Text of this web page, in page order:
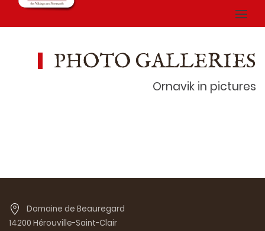
PHOTO GALLERIES
Ornavik in pictures
Domaine de Beauregard
14200 Hérouville-Saint-Clair